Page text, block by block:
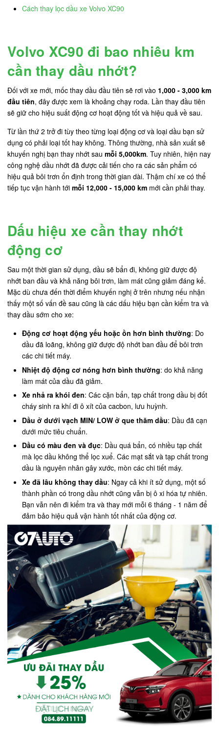
Cách thay lọc dầu xe Volvo XC90
Volvo XC90 đi bao nhiêu km
cần thay dầu nhớt?
Đối với xe mới, mốc thay dầu đầu tiên sẽ rơi vào 1,000 - 3,000 km
đầu tiên, đây được xem là khoảng chạy roda. Lần thay đầu tiên
sẽ giữ cho hiệu suất động cơ hoạt động tốt và hiệu quả về sau.
Từ lần thứ 2 trở đi tùy theo từng loại động cơ và loại dầu bạn sử
dụng có phải loại tốt hay không. Thông thường, nhà sản xuất sẽ
khuyến nghị bạn thay nhớt sau mỗi 5,000km. Tuy nhiên, hiện nay
công nghệ dầu nhớt đã được cải tiến cho ra các sản phẩm có
hiệu quả bôi trơn ổn định trong thời gian dài. Thậm chí xe có thể
tiếp tục vận hành tới mỗi 12,000 - 15,000 km mới cần phải thay.
Dấu hiệu xe cần thay nhớt
động cơ
Sau một thời gian sử dụng, dầu sẽ bẩn đi, không giữ được độ
nhớt ban đầu và khả năng bôi trơn, làm mát cũng giảm đáng kể.
Mặc dù chưa đến thời điểm khuyến nghị ở trên nhưng nếu nhận
thấy một số vấn đề sau cũng là các dấu hiệu bạn cần kiểm tra và
thay dầu sớm cho xe:
Động cơ hoạt động yếu hoặc ồn hơn bình thường: Do
dầu đã loãng, không giữ được độ nhớt ban đầu để bôi trơn
các chi tiết máy.
Nhiệt độ động cơ nóng hơn bình thường: do khả năng
làm mát của dầu đã giảm.
Xe nhả ra khói đen: Các cặn bẩn, tạp chất trong dầu bị đốt
cháy sinh ra khí đi ô xít của cacbon, lưu huỳnh.
Dầu ở dưới vạch MIN/ LOW ở que thăm dầu: Dầu đã cạn
dưới mức tiêu chuẩn.
Dầu có màu đen và đục: Dầu quá bẩn, có nhiều tạp chất
mà lọc dầu không thể lọc xuể. Các mạt sắt và tạp chất trong
dầu là nguyên nhân gây xước, mòn các chi tiết máy.
Xe đã lâu không thay dầu: Ngay cả khi ít sử dụng, một số
thành phần có trong dầu nhớt cũng vẫn bị ô xi hóa tự nhiên.
Bạn vẫn nên đi kiểm tra và thay mới mỗi 6 tháng - 1 năm để
đảm bảo hiệu quả vận hành tốt nhất của động cơ.